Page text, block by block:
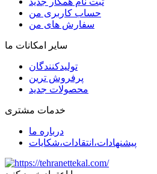
حساب کاربری من
سفارش های من
سایر امکانات ما
تولیدکنندگان
پرفروش ترین
محصولات جدید
خدمات مشتری
درباره ما
پیشنهادات،انتقادات،شکایات